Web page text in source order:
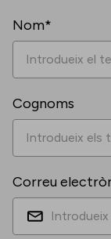
Nom*
Cognoms
Correu